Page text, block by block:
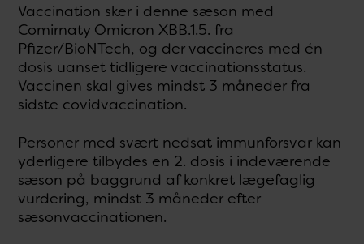
Vaccination sker i denne sæson med
Comirnaty Omicron XBB.1.5. fra
Pfizer/BioNTech, og der vaccineres med én
dosis uanset tidligere vaccinationsstatus.
Vaccinen skal gives mindst 3 måneder fra
sidste covidvaccination.
Personer med svært nedsat immunforsvar kan
yderligere tilbydes en 2. dosis i indeværende
sæson på baggrund af konkret lægefaglig
vurdering, mindst 3 måneder efter
sæsonvaccinationen.